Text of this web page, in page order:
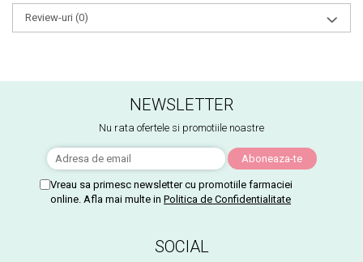
Review-uri (0)
NEWSLETTER
Nu rata ofertele si promotiile noastre
Vreau sa primesc newsletter cu promotiile farmaciei
online. Afla mai multe in Politica de Confidentialitate
SOCIAL